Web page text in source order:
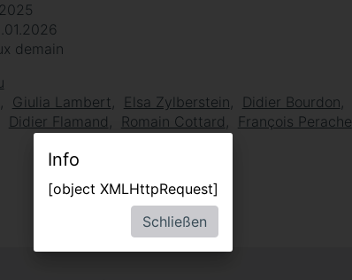
demain
Giulia Lambert Elsa Zylberstein Didier Bourdon
Didier Flamand Romain Cottard François Perache
Info
[object XMLHttpRequest]
Schließen